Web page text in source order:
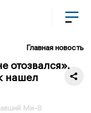
Главная новость
отозвался».
нашел
Ми-8